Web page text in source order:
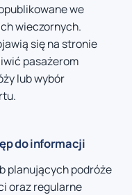
we
wieczornych.
się na stronie
pasażerom
lub wybór
do informacji
planujących podróże
oraz regularne